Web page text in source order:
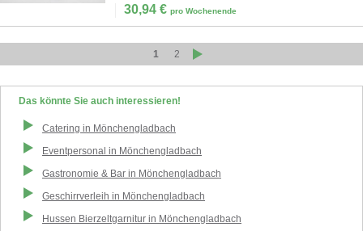
30,94 € pro Wochenende
1 2
Das könnte Sie auch interessieren!
Catering in Mönchengladbach
Eventpersonal in Mönchengladbach
Gastronomie & Bar in Mönchengladbach
Geschirrverleih in Mönchengladbach
Hussen Bierzeltgarnitur in Mönchengladbach